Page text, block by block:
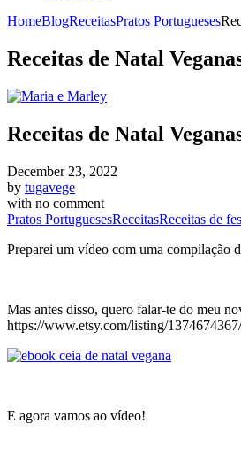
HomeBlogReceitasPratos Portugueses
Receitas de Natal
Receitas de Natal
December 23, 2022
by tugavege
with no comment
Pratos PortuguesesReceitasReceitas de
Preparei um vídeo com uma compilação
Mas antes disso, quero falar-te do meu
https://www.etsy.com/listing/
E agora vamos ao vídeo!